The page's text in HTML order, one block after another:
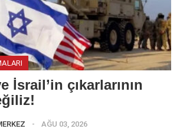
İsrail’in çıkarlarının
AĞU 03, 2026